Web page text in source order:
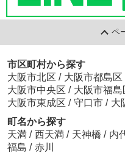
ペ
市区町村から探す
大阪市北区 / 大阪市都島区
大阪市中央区 / 大阪市福島
大阪市東成区 / 守口市 / 大
町名から探す
天満 / 西天満 / 天神橋 / 内
福島 / 赤川